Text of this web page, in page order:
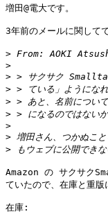
増田@電大です。
3年前のメールに関してで
> From: AOKI
>
>
>
>
>
>
>
>
Amazon の サクサク
ていたので、在庫と重版
在庫: